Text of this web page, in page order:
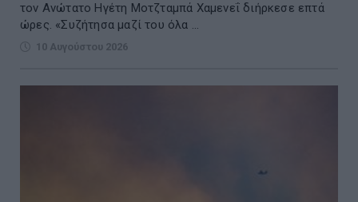
τον Ανώτατο Ηγέτη Μοτζταμπά Χαμενεΐ διήρκεσε επτά
ώρες. «Συζήτησα μαζί του όλα ...
10 Αυγούστου 2026